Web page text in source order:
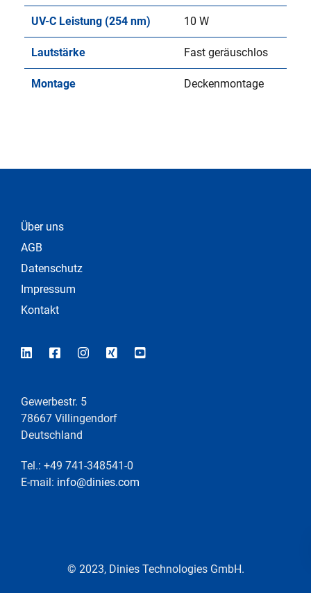
UV-C Leistung (254 nm) 10 W
Lautstärke Fast geräuschlos
Montage Deckenmontage
Über uns
AGB
Datenschutz
Impressum
Kontakt
Gewerbestr. 5
78667 Villingendorf
Deutschland
Tel.: +49 741-348541-0
E-mail: info@dinies.com
© 2023, Dinies Technologies GmbH.